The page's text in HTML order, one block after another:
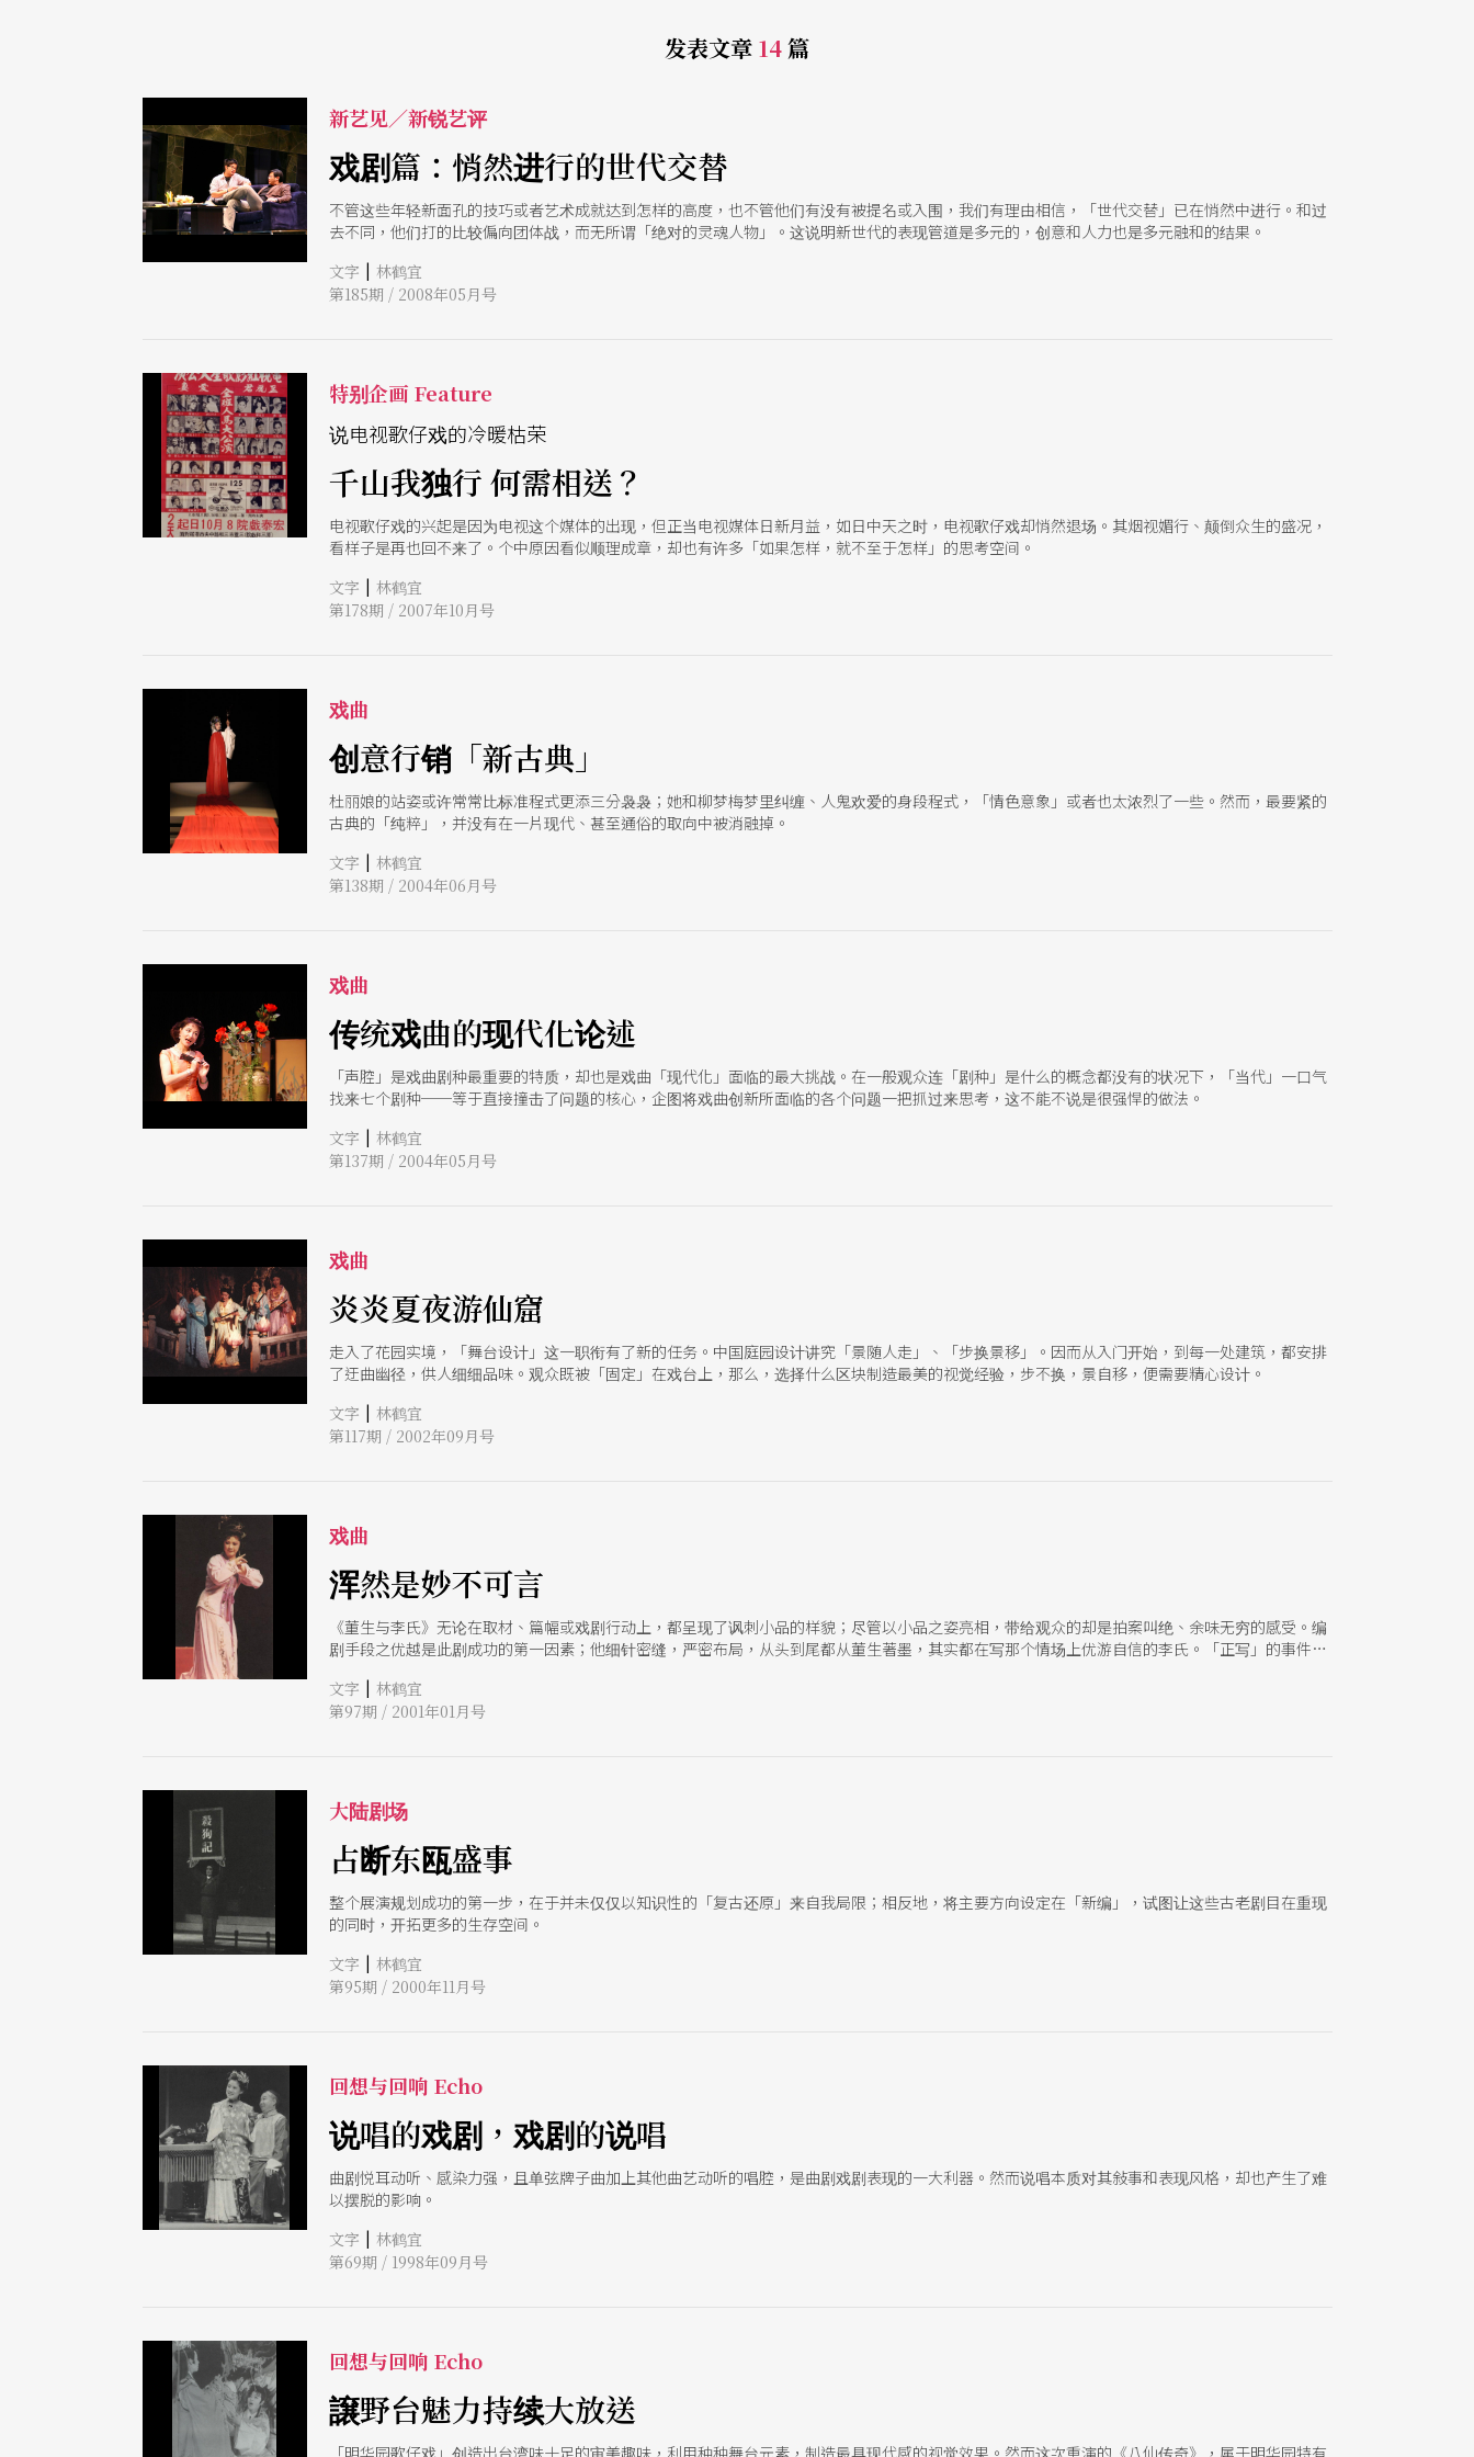
发表文章 14篇
新艺见／新锐艺评
戏剧篇：悄然进行的世代交替
不管这些年轻新面孔的技巧或者艺术成就达到怎样的高度，也不管他们有没有被提名或入围，我们有理由相信，「世代交替」已在悄然中进行。和过
去不同，他们打的比较偏向团体战，而无所谓「绝对的灵魂人物」。这说明新世代的表现管道是多元的，创意和人力也是多元融和的结果。
文字 | 林鹤宜
第185期 / 2008年05月号
特别企画 Feature
说电视歌仔戏的冷暖枯荣
千山我独行 何需相送？
电视歌仔戏的兴起是因为电视这个媒体的出现，但正当电视媒体日新月益，如日中天之时，电视歌仔戏却悄然退场。其烟视媚行、颠倒众生的盛况，
看样子是再也回不来了。个中原因看似顺理成章，却也有许多「如果怎样，就不至于怎样」的思考空间。
文字 | 林鹤宜
第178期 / 2007年10月号
戏曲
创意行销「新古典」
杜丽娘的站姿或许常常比标准程式更添三分袅袅；她和柳梦梅梦里纠缠、人鬼欢爱的身段程式，「情色意象」或者也太浓烈了一些。然而，最要紧的
古典的「纯粹」，并没有在一片现代、甚至通俗的取向中被消融掉。
文字 | 林鹤宜
第138期 / 2004年06月号
戏曲
传统戏曲的现代化论述
「声腔」是戏曲剧种最重要的特质，却也是戏曲「现代化」面临的最大挑战。在一般观众连「剧种」是什么的概念都没有的状况下，「当代」一口气
找来七个剧种──等于直接撞击了问题的核心，企图将戏曲创新所面临的各个问题一把抓过来思考，这不能不说是很强悍的做法。
文字 | 林鹤宜
第137期 / 2004年05月号
戏曲
炎炎夏夜游仙窟
走入了花园实境，「舞台设计」这一职衔有了新的任务。中国庭园设计讲究「景随人走」、「步换景移」。因而从入门开始，到每一处建筑，都安排
了迂曲幽径，供人细细品味。观众既被「固定」在戏台上，那么，选择什么区块制造最美的视觉经验，步不换，景自移，便需要精心设计。
文字 | 林鹤宜
第117期 / 2002年09月号
戏曲
浑然是妙不可言
《董生与李氏》无论在取材、篇幅或戏剧行动上，都呈现了讽刺小品的样貌；尽管以小品之姿亮相，带给观众的却是拍案叫绝、余味无穷的感受。编
剧手段之优越是此剧成功的第一因素；他细针密缝，严密布局，从头到尾都从董生著墨，其实都在写那个情场上优游自信的李氏。「正写」的事件和
文字 | 林鹤宜
第97期 / 2001年01月号
大陆剧场
占断东瓯盛事
整个展演规划成功的第一步，在于并未仅仅以知识性的「复古还原」来自我局限；相反地，将主要方向设定在「新编」，试图让这些古老剧目在重现
的同时，开拓更多的生存空间。
文字 | 林鹤宜
第95期 / 2000年11月号
回想与回响 Echo
说唱的戏剧，戏剧的说唱
曲剧悦耳动听、感染力强，且单弦牌子曲加上其他曲艺动听的唱腔，是曲剧戏剧表现的一大利器。然而说唱本质对其敍事和表现风格，却也产生了难
以摆脱的影响。
文字 | 林鹤宜
第69期 / 1998年09月号
回想与回响 Echo
譲野台魅力持续大放送
「明华园歌仔戏」创造出台湾味十足的审美趣味，利用种种舞台元素，制造最具现代感的视觉效果。然而这次重演的《八仙传奇》，属于明华园特有